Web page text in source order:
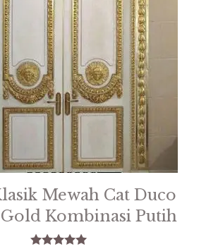
Mewah Cat Duco
Kombinasi Putih